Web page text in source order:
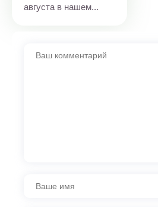
августа в нашем...